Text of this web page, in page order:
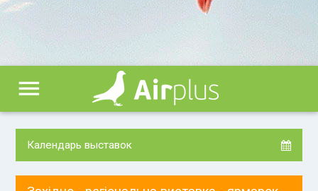
menu
Календарь выставок